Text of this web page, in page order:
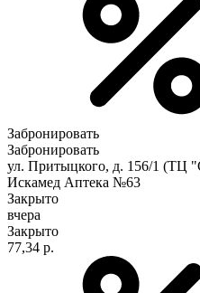
Забронировать
Забронировать
ул. Притыцкого, д. 156/1 (ТЦ
Искамед Аптека №63
Закрыто
вчера
Закрыто
77,34 р.